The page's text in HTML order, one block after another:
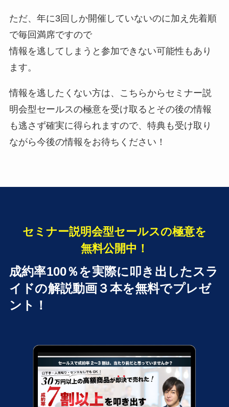
ただ、年に3回しか開催していないのに加え先着順
で毎回満席ですので
情報を逃してしまうと参加できない可能性もあり
ます。
情報を逃したくない方は、こちらからセミナー説
明会型セールスの極意を受け取るとその後の情報
も逃さず確実に得られますので、特典も受け取り
ながら今後の情報をお待ちください！
セミナー説明会型セールスの極意を
無料公開中！
成約率100％を実際に叩き出したスラ
イドの解説動画３本を無料でプレゼ
ント！